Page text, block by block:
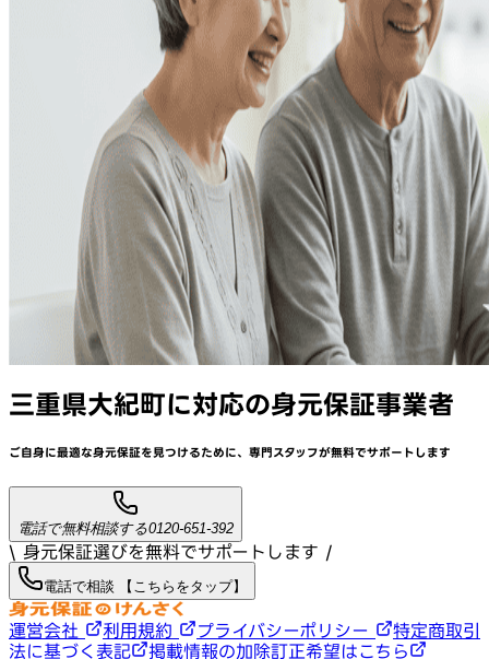
三重県大紀町に対応の身元保証事業者
ご自身に最適な身元保証を見つけるために、 専門スタッフが無料でサポートします
電話で無料相談する0120-651-392
\ 身元保証選びを無料でサポートします /
電話で相談 【こちらをタップ】
運営会社 利用規約 プライバシーポリシー
特定商取引
法に基づく表記
掲載情報の加除訂正希望はこちら